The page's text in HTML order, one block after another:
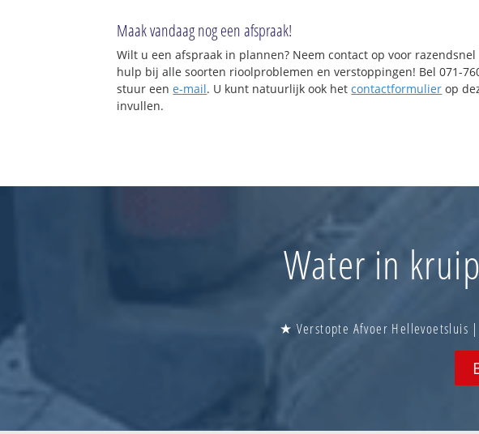
Maak vandaag nog een afspraak!
Wilt u een afspraak in plannen? Neem contact op voor
hulp bij alle soorten rioolproblemen en verstoppingen! Bel 071-
stuur eene-mail. U kunt natuurlijk ook hetcontactformulier op
invullen.
Water in
★ Verstopte Afvoer Hellevoetsluis